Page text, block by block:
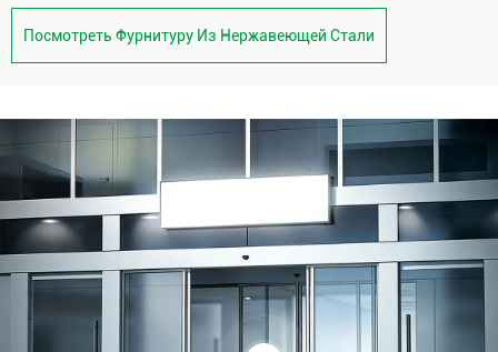
Посмотреть Фурнитуру Из Нержавеющей Стали